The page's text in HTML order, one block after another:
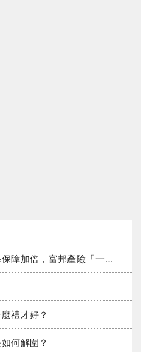
「一期逐夢」專案加碼遠距醫療與緊急救援
禮才好？
何解圍？